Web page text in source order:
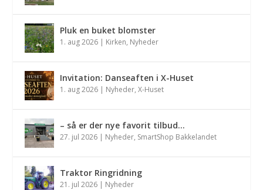
Pluk en buket blomster
1. aug 2026 | Kirken, Nyheder
Invitation: Danseaften i X-Huset
1. aug 2026 | Nyheder,X-Huset
– så er der nye favorit tilbud…
27. jul 2026 | Nyheder, SmartShop Bakkelandet
Traktor Ringridning
21. jul 2026 | Nyheder